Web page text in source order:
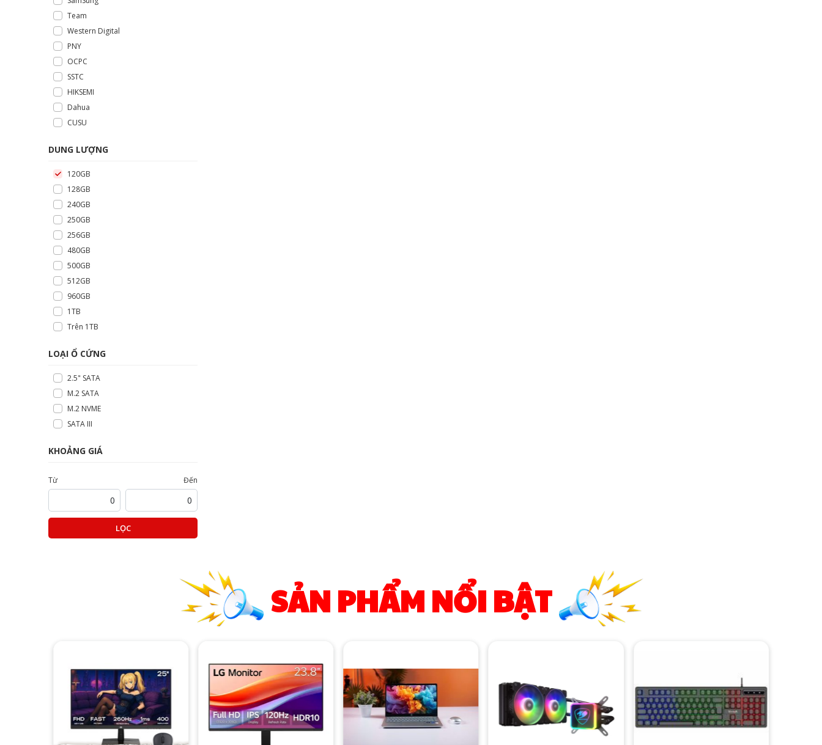
Team
Western Digital
PNY
OCPC
SSTC
HIKSEMI
Dahua
CUSU
DUNG LƯỢNG
120GB
128GB
240GB
250GB
256GB
480GB
500GB
512GB
960GB
1TB
Trên 1TB
LOẠI Ổ CỨNG
2.5" SATA
M.2 SATA
M.2 NVME
SATA III
KHOẢNG GIÁ
Từ Đến
LỌC
SẢN PHẨM NỔI BẬT